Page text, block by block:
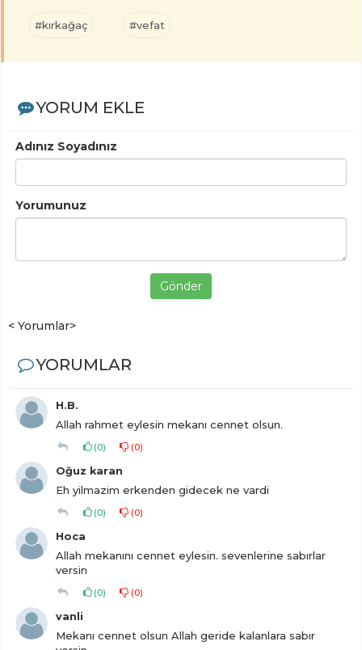
#kırkağaç #vefat
YORUM EKLE
Adınız Soyadınız
Yorumunuz
Gönder
< Yorumlar>
YORUMLAR
H.B.
Allah rahmet eylesin mekanı cennet olsun.
(0) (0)
Oğuz karan
Eh yilmazim erkenden gidecek ne vardi
(0) (0)
Hoca
Allah mekanını cennet eylesin. sevenlerine sabırlar
versin
(0) (0)
vanli
Mekanı cennet olsun Allah geride kalanlara sabır